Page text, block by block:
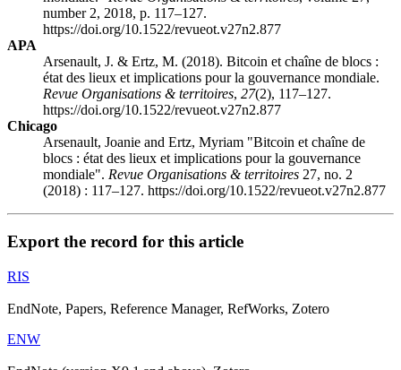
number 2, 2018, p. 117–127.
https://doi.org/10.1522/revueot.v27n2.877
APA
Arsenault, J. & Ertz, M. (2018). Bitcoin et chaîne de blocs :
état des lieux et implications pour la gouvernance mondiale.
Revue Organisations & territoires, 27(2), 117–127.
https://doi.org/10.1522/revueot.v27n2.877
Chicago
Arsenault, Joanie and Ertz, Myriam "Bitcoin et chaîne de
blocs : état des lieux et implications pour la gouvernance
mondiale". Revue Organisations & territoires 27, no. 2
(2018) : 117–127. https://doi.org/10.1522/revueot.v27n2.877
Export the record for this article
RIS
EndNote, Papers, Reference Manager, RefWorks, Zotero
ENW